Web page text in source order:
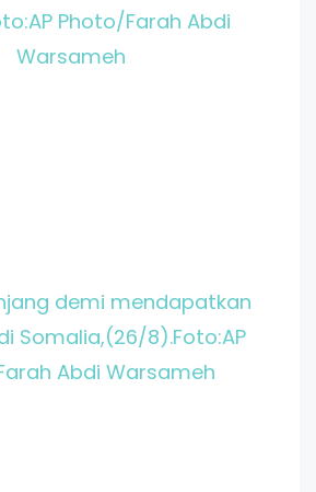
Photo/Farah Abdi
Warsameh
demi mendapatkan
Somalia,(26/8).Foto:AP
Abdi Warsameh